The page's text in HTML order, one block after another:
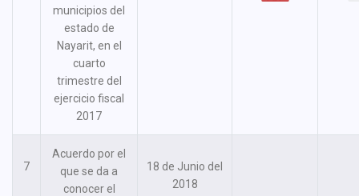
municipios del
estado de
Nayarit, en el
cuarto
trimestre del
ejercicio fiscal
2017
7
Acuerdo por el
que se da a
conocer el
18 de Junio del
2018